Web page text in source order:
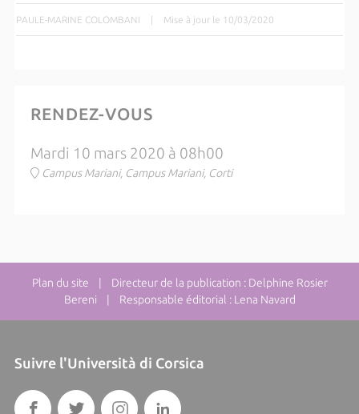
PAULE-MARINE COLOMBANI | Mise à jour le 10/03/2020
RENDEZ-VOUS
Mardi 10 mars 2020 à 08h00
Campus Mariani, Campus Mariani, Corti
Plan du site | Directeur de la publication : Delphine Rosier
Bereni | Responsable éditorial : Lena Navard
Suivre l'Università di Corsica